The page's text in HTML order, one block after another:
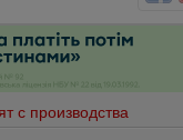
с производства